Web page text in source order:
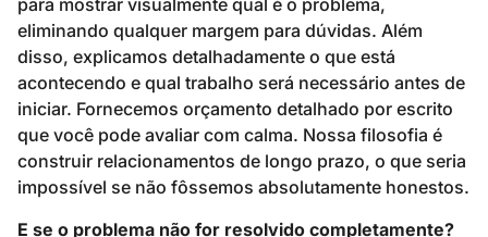
para mostrar visualmente qual é o problema,
eliminando qualquer margem para dúvidas. Além
disso, explicamos detalhadamente o que está
acontecendo e qual trabalho será necessário antes de
iniciar. Fornecemos orçamento detalhado por escrito
que você pode avaliar com calma. Nossa filosofia é
construir relacionamentos de longo prazo, o que seria
impossível se não fôssemos absolutamente honestos.
E se o problema não for resolvido completamente?